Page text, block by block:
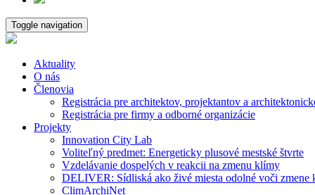
Toggle navigation
Aktuality
O nás
Členovia
Registrácia pre architektov, projektantov a
Registrácia pre firmy a odborné organizácie
Projekty
Innovation City Lab
Voliteľný predmet: Energeticky plusové mestské štvrte
Vzdelávanie dospelých v reakcii na zmenu klímy
DELIVER: Sídliská ako živé miesta odolné voči zmene
ClimArchiNet